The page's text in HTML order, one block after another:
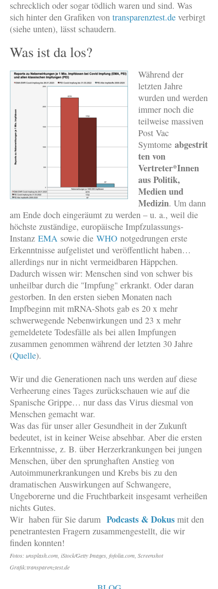
schrecklich oder sogar tödlich waren und sind. Was
sich hinter den Grafiken von transparenztest.de verbirgt
(siehe unten), lässt schaudern.
Was ist da los?
Während der
letzten Jahre
wurden und werden
immer noch die
teilweise massiven
Post Vac
Symtome abgestrit
ten von
Vertreter*Innen
aus Politik,
Medien und
Medizin. Um dann
am Ende doch eingeräumt zu werden – u. a., weil die
höchste zuständige, europäische Impfzulassungs-
Instanz EMA sowie die WHO notgedrungen erste
Erkenntnisse aufgelistet und veröffentlicht haben…
allerdings nur in nicht vermeidbaren Häppchen.
Dadurch wissen wir: Menschen sind von schwer bis
unheilbar durch die "Impfung" erkrankt. Oder daran
gestorben. In den ersten sieben Monaten nach
Impfbeginn mit mRNA-Shots gab es 20 x mehr
schwerwegende Nebenwirkungen und 23 x mehr
gemeldetete Todesfälle als bei allen Impfungen
zusammen genommen während der letzten 30 Jahre
(Quelle).
Wir und die Generationen nach uns werden auf diese
Verheerung eines Tages zurückschauen wie auf die
Spanische Grippe… nur dass das Virus diesmal von
Menschen gemacht war.
Was das für unser aller Gesundheit in der Zukunft
bedeutet, ist in keiner Weise absehbar. Aber die ersten
Erkenntnisse, z. B. über Herzerkrankungen bei jungen
Menschen, über den sprunghaften Anstieg von
Autoimmunerkrankungen und Krebs bis zu den
dramatischen Auswirkungen auf Schwangere,
Ungeborerne und die Fruchtbarkeit insgesamt verheißen
nichts Gutes.
Wir haben für Sie darum Podcasts & Dokus mit den
penetrantesten Fragern zusammengestellt, die wir
finden konnten!
Fotos: unsplash.com, iStock/Getty Images, fofolia.com, Screenshot
Grafik:transparenztest.de